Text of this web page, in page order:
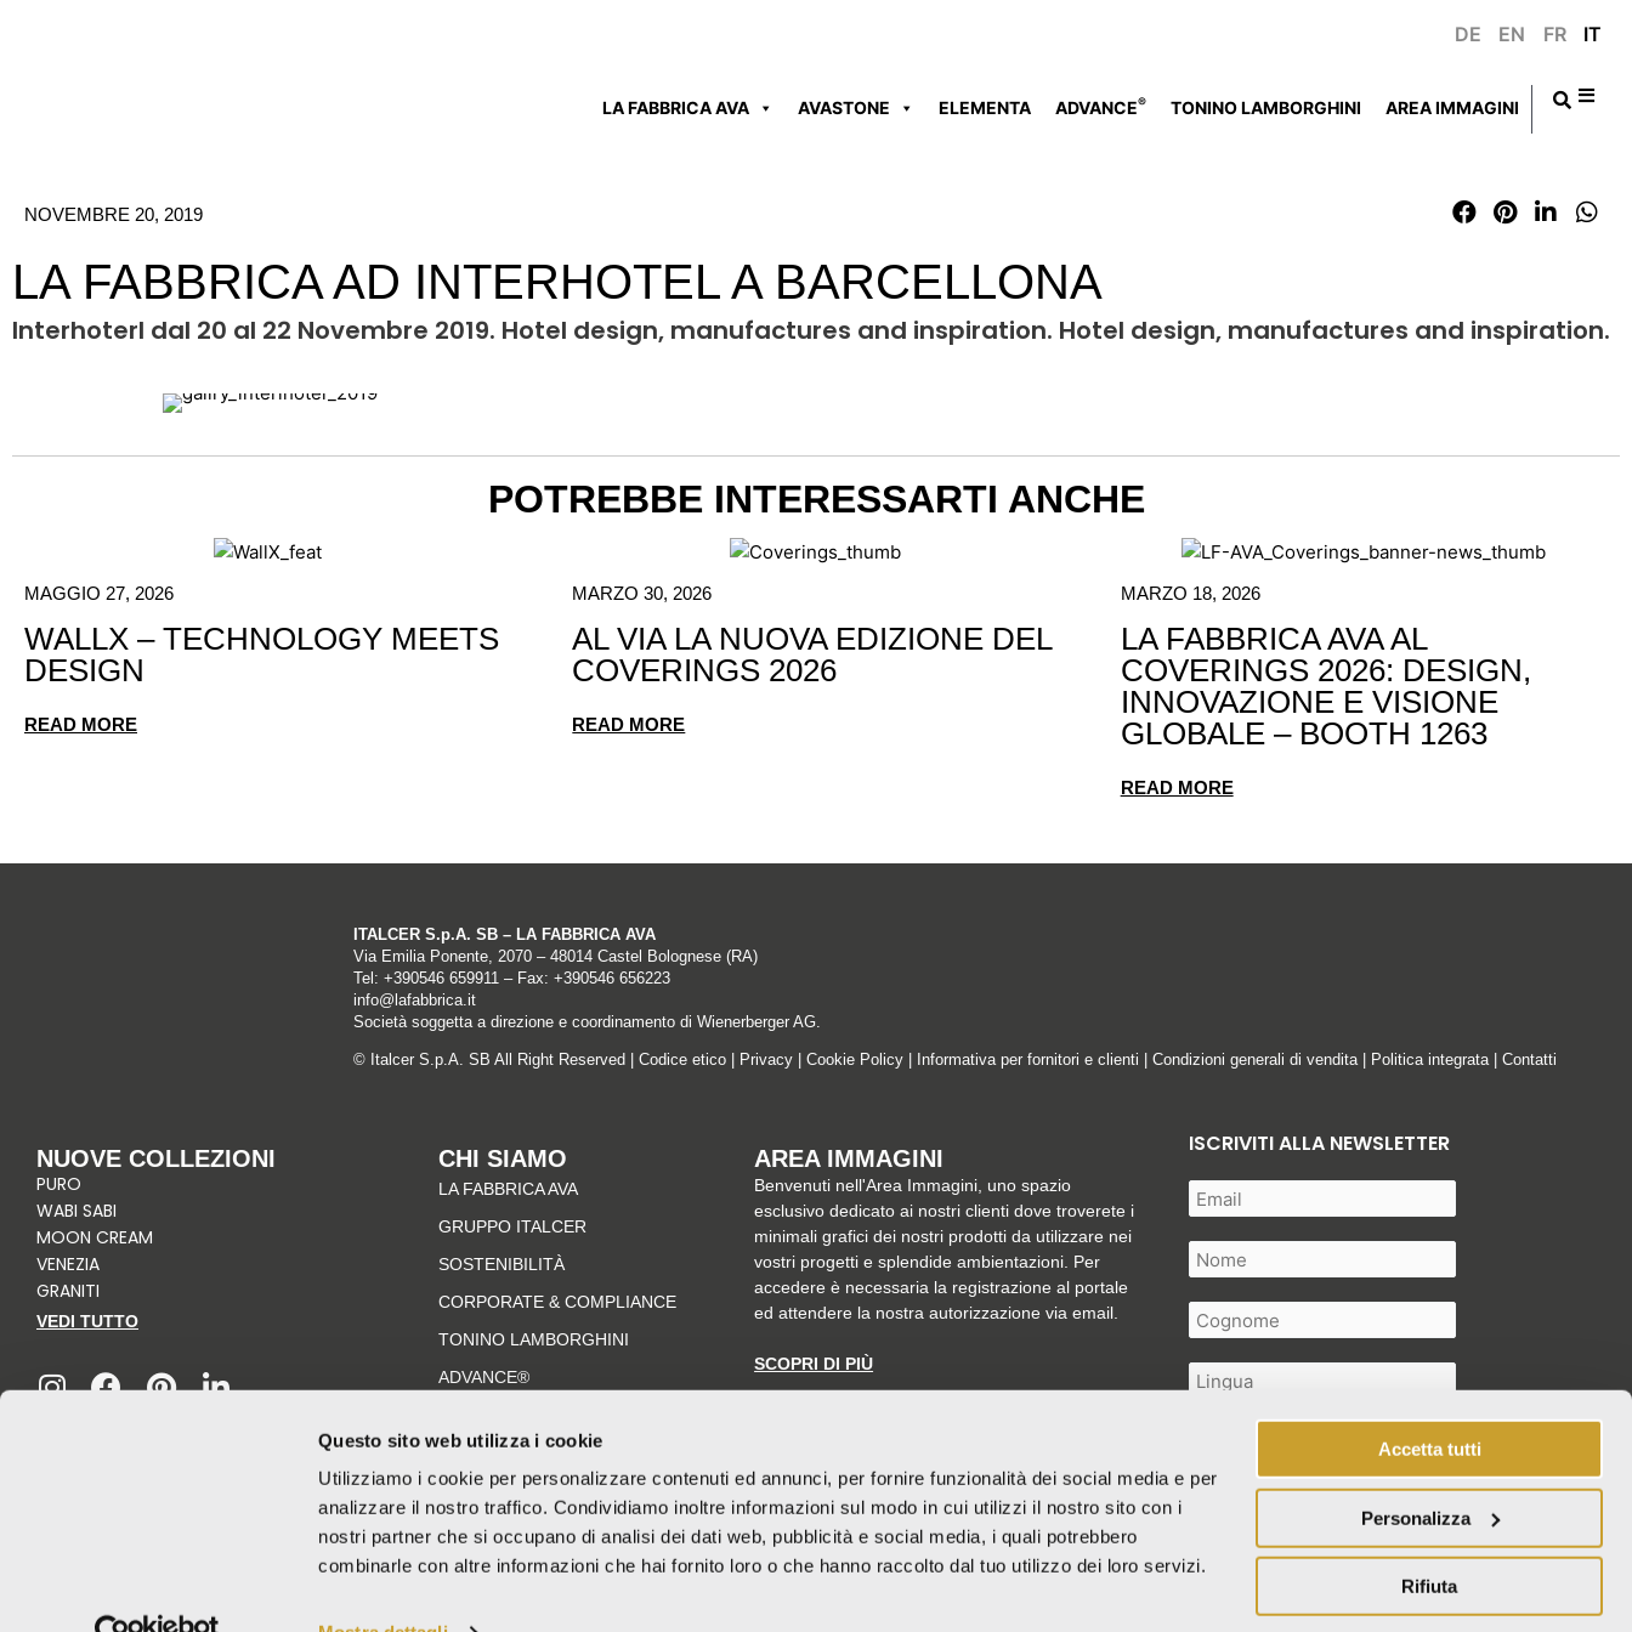
Questo sito web utilizza i cookie
Utilizziamo i cookie per personalizzare contenuti ed annunci, per fornire funzionalità dei social media e per
analizzare il nostro traffico. Condividiamo inoltre informazioni sul modo in cui utilizzi il nostro sito con i
nostri partner che si occupano di analisi dei dati web, pubblicità e social media, i quali potrebbero
combinarle con altre informazioni che hai fornito loro o che hanno raccolto dal tuo utilizzo dei loro servizi.
Accetta tutti
Personalizza
Rifiuta
DE EN FR IT
LA FABBRICA AVA AVASTONE ELEMENTA ADVANCE® TONINO LAMBORGHINI AREA IMMAGINI
NOVEMBRE 20, 2019
LA FABBRICA AD INTERHOTEL A BARCELLONA
Interhoterl dal 20 al 22 Novembre 2019. Hotel design, manufactures and inspiration. Hotel design, manufactures and inspiration.
POTREBBE INTERESSARTI ANCHE
MAGGIO 27, 2026
WALLX – TECHNOLOGY MEETS
DESIGN
READ MORE
MARZO 30, 2026
AL VIA LA NUOVA EDIZIONE DEL
COVERINGS 2026
READ MORE
MARZO 18, 2026
LA FABBRICA AVA AL
COVERINGS 2026: DESIGN,
INNOVAZIONE E VISIONE
GLOBALE – BOOTH 1263
READ MORE
ITALCER S.p.A. SB – LA FABBRICA AVA
Via Emilia Ponente, 2070 – 48014 Castel Bolognese (RA)
Tel: +390546 659911– Fax: +390546 656223
info@lafabbrica.it
Società soggetta a direzione e coordinamento di Wienerberger AG.
© Italcer S.p.A. SB All Right Reserved | Codice etico| Privacy| Cookie Policy| Informativa per fornitori e clienti Condizioni generali di vendita| Politica integrata| Contatti
NUOVE COLLEZIONI
PURO
WABI SABI
MOON CREAM
VENEZIA
GRANITI
VEDI TUTTO
n
a
f
i
i
CHI SIAMO
LA FABBRICA AVA
GRUPPO ITALCER
SOSTENIBILITÀ
CORPORATE & COMPLIANCE
TONINO LAMBORGHINI
ADVANCE®
AREA IMMAGINI
Benvenuti nell'Area Immagini, uno spazio
esclusivo dedicato ai nostri clienti dove troverete i
minimali grafici dei nostri prodotti da utilizzare nei
vostri progetti e splendide ambientazioni. Per
accedere è necessaria la registrazione al portale
ed attendere la nostra autorizzazione via email.
SCOPRI DI PIÙ
ISCRIVITI ALLA NEWSLETTER
dati personali così come descritto
nella
privacy policy*